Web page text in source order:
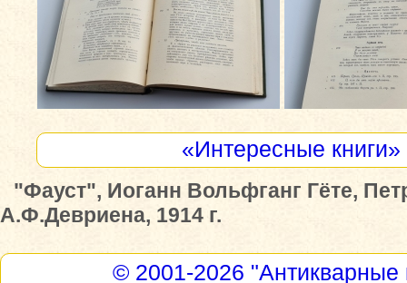
«Интересные книги»
"Фауст", Иоганн Вольфганг Гёте,
А.Ф.Девриена, 1914 г.
© 2001-2026 "Антикварные